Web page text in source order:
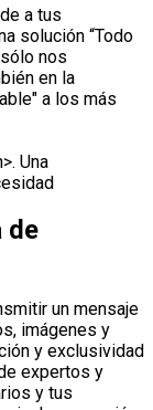
a tus
solución “Todo
nos
en la
a los más
de
un mensaje
imágenes y
y exclusividad
expertos y
y tus